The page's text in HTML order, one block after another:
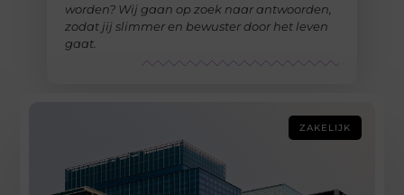
worden? Wij gaan op zoek naar antwoorden,
zodat jij slimmer en bewuster door het leven
gaat.
ZAKELIJK